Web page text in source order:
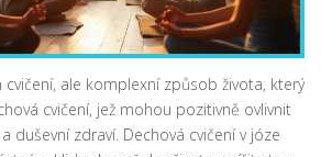
cvičení, ale komplexní způsob života, který
cvičení, jež mohou pozitivně ovlivnit
duševní zdraví. Dechová cvičení v józe